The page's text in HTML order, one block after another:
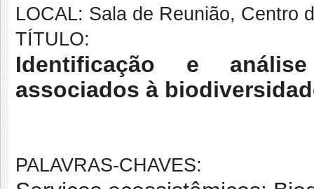
LOCAL: Sala de Reunião, Centro
TÍTULO:
Identificação e
associados à
PALAVRAS-CHAVES: